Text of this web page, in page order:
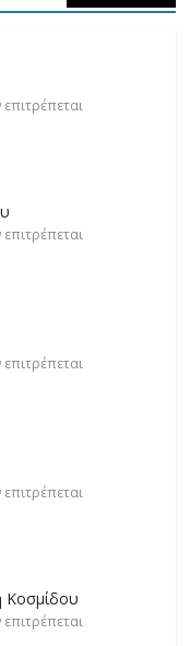
επιτρέπεται
επιτρέπεται
επιτρέπεται
επιτρέπεται
επιτρέπεται